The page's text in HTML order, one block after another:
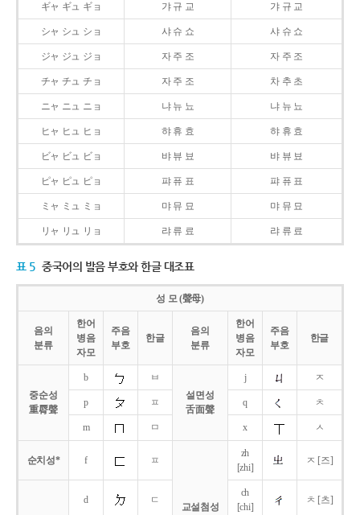
ギャ ギュ ギョ 갸 규 교 갸 규 교
シャ シュ ショ 샤 슈 쇼 샤 슈 쇼
ジャ ジュ ジョ 자 주 조 자 주 조
チャ チュ チョ 자 주 조 차 추 초
ニャ ニュ ニョ 냐 뉴 뇨 냐 뉴 뇨
ヒャ ヒュ ヒョ 햐 휴 효 햐 휴 효
ビャ ビュ ビョ 뱌 뷰 뵤 뱌 뷰 뵤
ピャ ピュ ピョ 퍄 퓨 표 퍄 퓨 표
ミャ ミュ ミョ 먀 뮤 묘 먀 뮤 묘
リャ リュ リョ 랴 류 료 랴 류 료
표 5 중국어의 발음 부호와 한글 대조표
성 모 (聲母)
음의
분류
한어
병음
자모
주음
부호
한글
음의
분류
한어
병음
자모
주음
부호
한글
중순성
重脣聲
b
ㅂ
설면성
舌面聲
j ㅈ
p ㅍ q ㅊ
m ㅁ x ㅅ
순치성* f ㅍ
교설첨성
zh
[zhi]
ㅈ [즈]
d ㄷ
ch
[chi]
ㅊ [츠]